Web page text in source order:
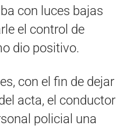
con luces bajas
el control de
dio positivo.
con el fin de dejar
acta, el conductor
policial una